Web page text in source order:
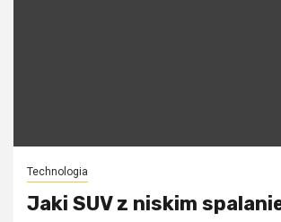
Technologia
Jaki SUV z niskim